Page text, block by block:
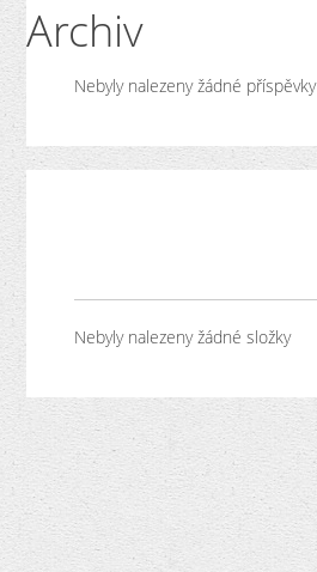
Archiv
Nebyly nalezeny žádné příspěvky
Nebyly nalezeny žádné složky